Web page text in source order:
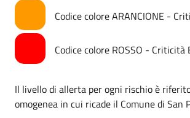
Codice colore ARANCIONE -
Codice colore ROSSO - Criticità
Il livello di allerta per ogni rischio è
omogenea in cui ricade il Comune di San